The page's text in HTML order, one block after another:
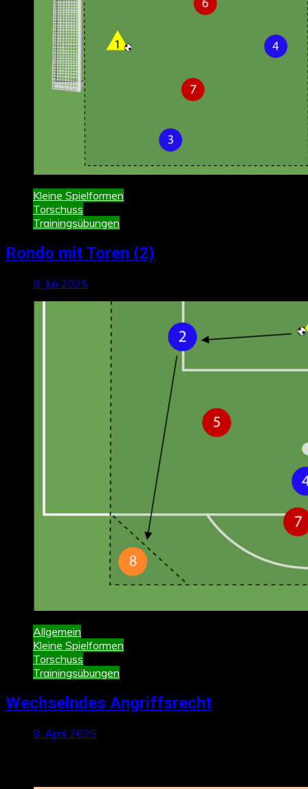
Kleine Spielformen
Torschuss
Trainingsübungen
Rondo mit Toren (2)
8. Juli 2025
Allgemein
Kleine Spielformen
Torschuss
Trainingsübungen
Wechselndes Angriffsrecht
8. April 2025